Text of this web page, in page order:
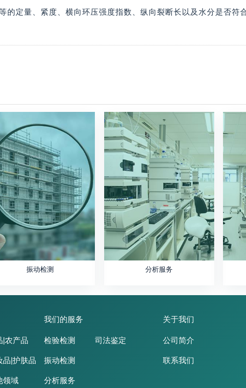
定量、紧度、横向环压强度指数、纵向裂断长以及水分是否符
振动检测 分析服务
|农产品
品|护肤品
领域
我们的服务
检验检测
振动检测
分析服务
司法鉴定
关于我们
公司简介
联系我们